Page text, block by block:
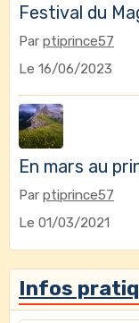
Festival du
Par ptiprince57
Le 16/06/2023
En mars au
Par ptiprince57
Le 01/03/2021
Infos